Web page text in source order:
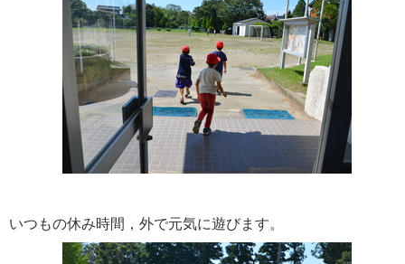
いつもの休み時間，外で元気に遊びます。